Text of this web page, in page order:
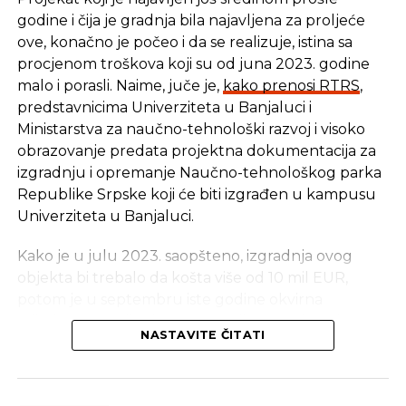
Slackbots se može programirati tako da vaš tim
podsjeti na nekoliko zdravih navika, poput pijenja
vode, stanki za istezanje, razgovor s kolegama i
slično. Uključivanjem ovakvih malih promjena
stvara se zdravija okolina za tim što dovodi do
pojačanja morala i produktivnosti.
Uvođenje kulture podrške
Svima je potrebno malo pozitivnog poticaja, a to bi
Slack aplikacija Growbot, tako omogućava
godine i čija je gradnja bila najavljena za proljeće
ove, konačno je počeo i da se realizuje, istina sa
procjenom troškova koji su od juna 2023. godine
malo i porasli. Naime, juče je, kako prenosi RTRS,
predstavnicima Univerziteta u Banjaluci i
Ministarstva za naučno-tehnološki razvoj i visoko
obrazovanje predata projektna dokumentacija za
izgradnju i opremanje Naučno-tehnološkog parka
Republike Srpske koji će biti izgrađen u kampusu
Univerziteta u Banjaluci.
Kako je u julu 2023. saopšteno, izgradnja ovog
objekta bi trebalo da košta više od 10 mil EUR,
vrijednost procijenjena na 15 mil EUR, a juče je,
sudeći po ovoj vijesti RTRS-a, rečeno da je ukupna
NASTAVITE ČITATI